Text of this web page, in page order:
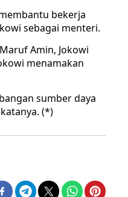
bekerja
sebagai menteri.
Amin, Jokowi
menamakan
sumber daya
(*)